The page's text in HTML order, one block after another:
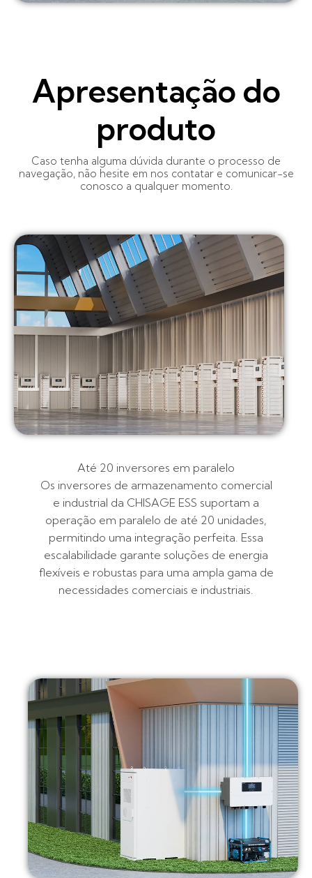
Apresentação do
produto
Caso tenha alguma dúvida durante o processo de
navegação, não hesite em nos contatar e comunicar-se
conosco a qualquer momento.
Até 20 inversores em paralelo
Os inversores de armazenamento comercial
e industrial da CHISAGE ESS suportam a
operação em paralelo de até 20 unidades,
permitindo uma integração perfeita. Essa
escalabilidade garante soluções de energia
flexíveis e robustas para uma ampla gama de
necessidades comerciais e industriais.